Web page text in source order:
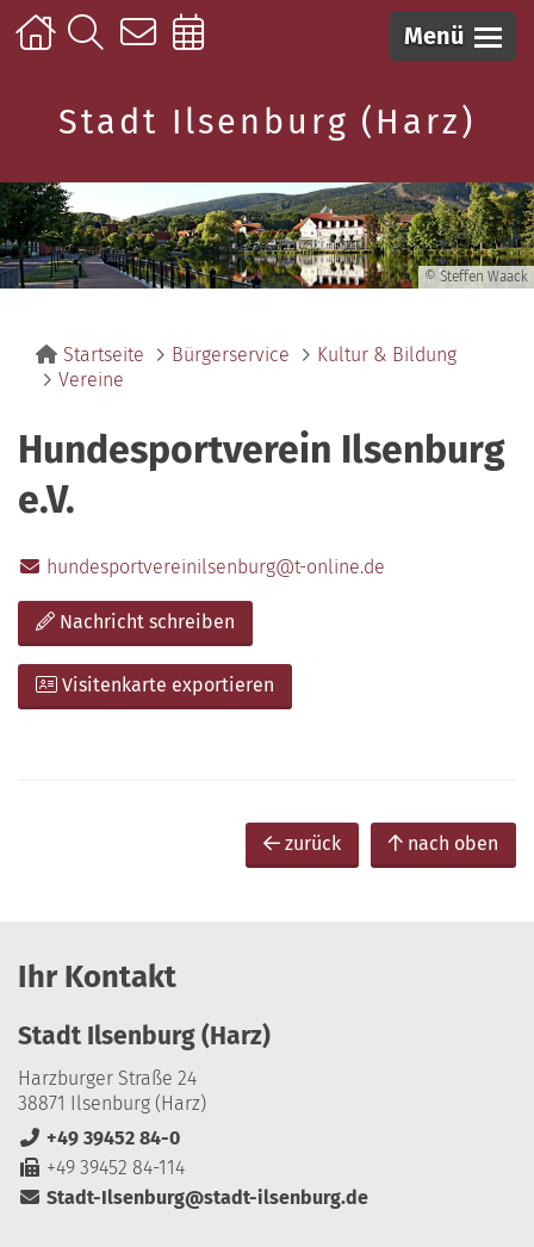
Menü
Stadt Ilsenburg (Harz)
© Steffen Waack
Startseite Bürgerservice
Kultur & Bildung
Vereine
Hundesportverein Ilsenburg
e.V.
hundesportvereinilsenburg@t-online.de
Nachricht schreiben
Visitenkarte exportieren
zurück nach oben
Ihr Kontakt
Stadt Ilsenburg (Harz)
Harzburger Straße 24
38871 Ilsenburg (Harz)
+49 39452 84-0
+49 39452 84-114
Stadt-Ilsenburg@stadt-ilsenburg.de